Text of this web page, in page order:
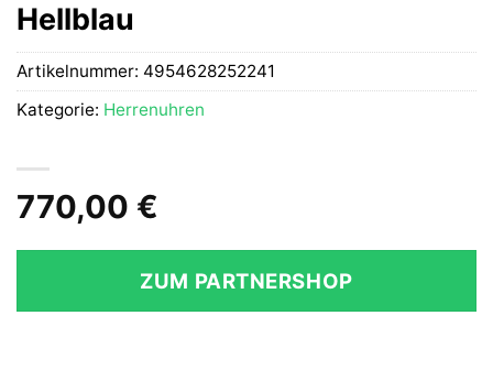
Hellblau
770,00 €
ZUM PARTNERSHOP
Artikelnummer: 4954628252241
Kategorie: Herrenuhren